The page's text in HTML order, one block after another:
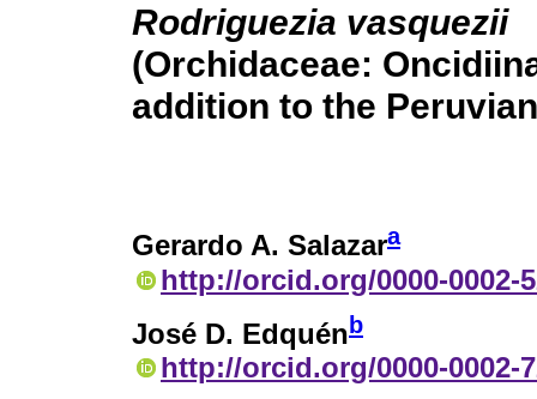
Rodriguezia vasquezii
(Orchidaceae:
addition to the
Gerardo A. Salazara
http://orcid.org/0000-0002-
José D. Edquén b
http://orcid.org/0000-0002-